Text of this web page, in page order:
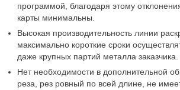
программой, благодаря этому
карты минимальны.
Высокая производительность линии
максимально короткие сроки
даже крупных партий металла заказчика.
Нет необходимости в дополнительной
реза, рез ровный по всей длине, не